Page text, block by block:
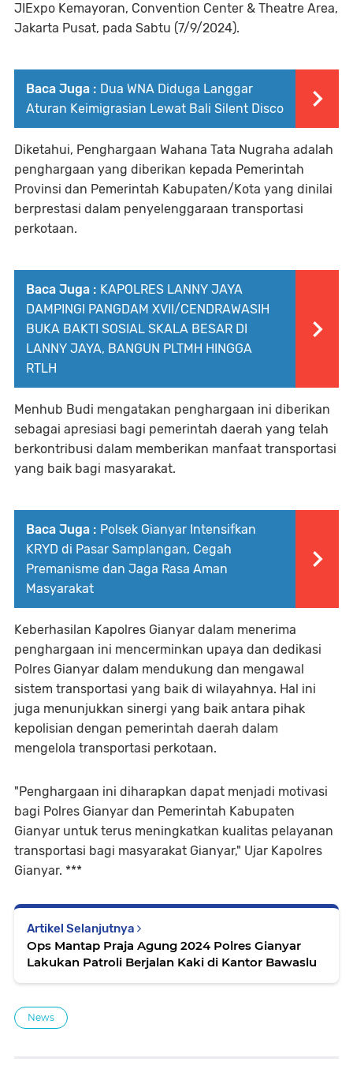
JIExpo Kemayoran, Convention Center & Theatre Area,
Jakarta Pusat, pada Sabtu (7/9/2024).
Baca Juga : Dua WNA Diduga Langgar
Aturan Keimigrasian Lewat Bali Silent Disco
Diketahui, Penghargaan Wahana Tata Nugraha adalah
penghargaan yang diberikan kepada Pemerintah
Provinsi dan Pemerintah Kabupaten/Kota yang dinilai
berprestasi dalam penyelenggaraan transportasi
perkotaan.
Baca Juga : KAPOLRES LANNY JAYA
DAMPINGI PANGDAM XVII/CENDRAWASIH
BUKA BAKTI SOSIAL SKALA BESAR DI
LANNY JAYA, BANGUN PLTMH HINGGA
RTLH
Menhub Budi mengatakan penghargaan ini diberikan
sebagai apresiasi bagi pemerintah daerah yang telah
berkontribusi dalam memberikan manfaat transportasi
yang baik bagi masyarakat.
Baca Juga : Polsek Gianyar Intensifkan
KRYD di Pasar Samplangan, Cegah
Premanisme dan Jaga Rasa Aman
Masyarakat
Keberhasilan Kapolres Gianyar dalam menerima
penghargaan ini mencerminkan upaya dan dedikasi
Polres Gianyar dalam mendukung dan mengawal
sistem transportasi yang baik di wilayahnya. Hal ini
juga menunjukkan sinergi yang baik antara pihak
kepolisian dengan pemerintah daerah dalam
mengelola transportasi perkotaan.
"Penghargaan ini diharapkan dapat menjadi motivasi
bagi Polres Gianyar dan Pemerintah Kabupaten
Gianyar untuk terus meningkatkan kualitas pelayanan
transportasi bagi masyarakat Gianyar," Ujar Kapolres
Gianyar. ***
Artikel Selanjutnya
Ops Mantap Praja Agung 2024 Polres Gianyar
Lakukan Patroli Berjalan Kaki di Kantor Bawaslu
News